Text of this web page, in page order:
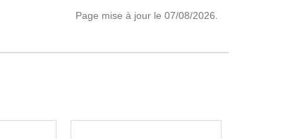
Page mise à jour le 07/08/2026.